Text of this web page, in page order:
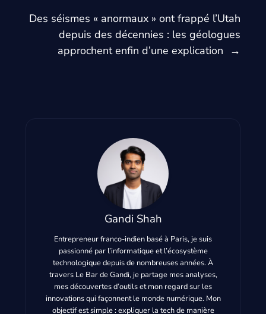
Des séismes « anormaux » ont frappé l’Utah
depuis des décennies : les géologues
approchent enfin d’une explication
→
Gandi Shah
Entrepreneur franco-indien basé à Paris, je suis
passionné par l’informatique et l’écosystème
technologique depuis de nombreuses années. À
travers Le Bar de Gandi, je partage mes analyses,
mes découvertes d’outils et mon regard sur les
innovations qui façonnent le monde numérique. Mon
objectif est simple : expliquer la tech de manière